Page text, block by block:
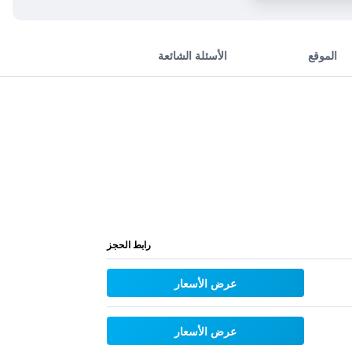
الموقع الأسئلة الشائعة
رابط الحجز
عرض الأسعار
عرض الأسعار